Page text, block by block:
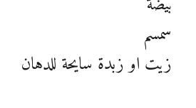
سمسم
زيت او زبدة سايحة للدهان